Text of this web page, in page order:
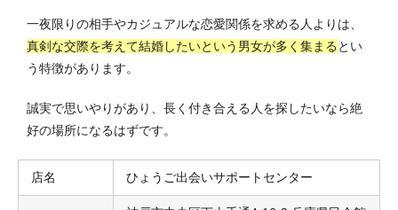
一夜限りの相手やカジュアルな恋愛関係を求める人よりは、
真剣な交際を考えて結婚したいという男女が多く集まる とい
う特徴があります。
誠実で思いやりがあり、長く付き合える人を探したいなら絶
好の場所になるはずです。
店名 ひょうご出会いサポートセンター